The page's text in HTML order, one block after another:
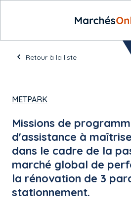
Retour à la liste
METPARK
Missions de
d'assistance à
dans le cadre de la
marché global de
la rénovation de 3
stationnement.